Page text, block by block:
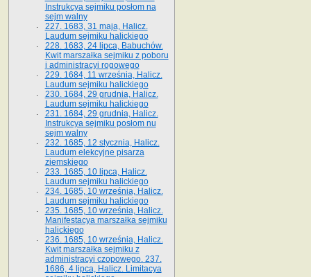
Instrukcya sejmiku posłom na
sejm walny
227. 1683, 31 maja, Halicz.
Laudum sejmiku halickiego
228. 1683, 24 lipca, Babuchów.
Kwit marszałka sejmiku z poboru
i administracyi rogowego
229. 1684, 11 września, Halicz.
Laudum sejmiku halickiego
230. 1684, 29 grudnia, Halicz.
Laudum sejmiku halickiego
231. 1684, 29 grudnia, Halicz.
Instrukcya sejmiku posłom nu
sejm walny
232. 1685, 12 stycznia, Halicz.
Laudum elekcyjne pisarza
ziemskiego
233. 1685, 10 lipca, Halicz.
Laudum sejmiku halickiego
234. 1685, 10 września, Halicz.
Laudum sejmiku halickiego
235. 1685, 10 września, Halicz.
Manifestacya marszałka sejmiku
halickiego
236. 1685, 10 września, Halicz.
Kwit marszałka sejmiku z
administracyi czopowego. 237.
1686, 4 lipca, Halicz. Limitacya